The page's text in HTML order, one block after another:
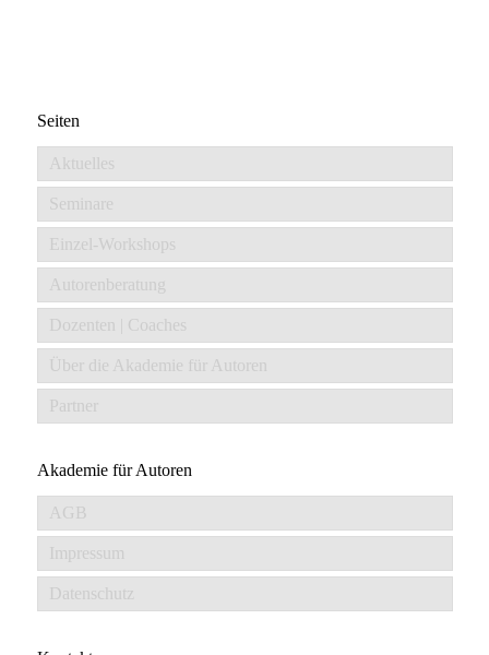
Seiten
Aktuelles
Seminare
Einzel-Workshops
Autorenberatung
Dozenten | Coaches
Über die Akademie für Autoren
Partner
Akademie für Autoren
AGB
Impressum
Datenschutz